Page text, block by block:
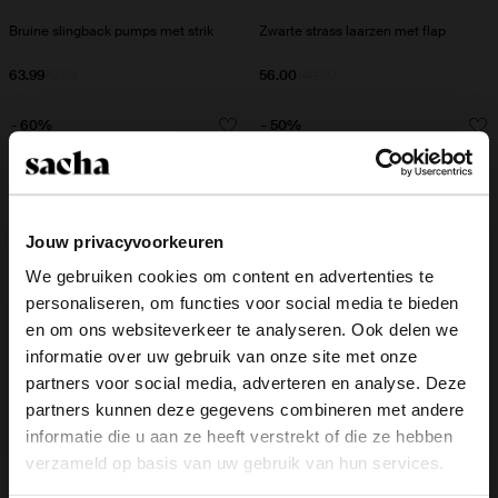
Jouw privacyvoorkeuren
We gebruiken cookies om content en advertenties te
personaliseren, om functies voor social media te bieden
en om ons websiteverkeer te analyseren. Ook delen we
informatie over uw gebruik van onze site met onze
partners voor social media, adverteren en analyse. Deze
partners kunnen deze gegevens combineren met andere
informatie die u aan ze heeft verstrekt of die ze hebben
verzameld op basis van uw gebruik van hun services.
Bruine slingback pumps met strik
63.99
Zwarte strass laarzen met flap
56.00
- 60% - 50%
×
View this website in English?
It looks like your language isn't Dutch. Would
you like to switch to English?